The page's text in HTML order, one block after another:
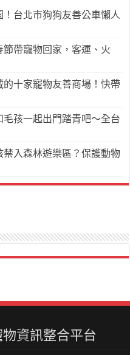
！台北市狗狗友善公車懶人
節帶寵物回家，客運、火
的十家寵物友善商場！快帶
毛孩一起出門踏青吧～全台
禁入森林遊樂區？保護動物
資訊整合平台